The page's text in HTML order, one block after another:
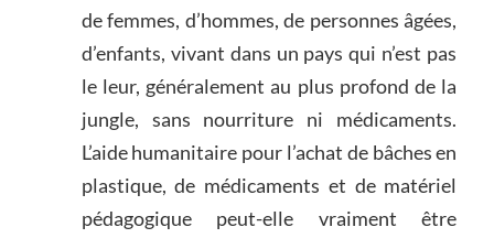
de femmes, d’hommes, de personnes âgées,
d’enfants, vivant dans un pays qui n’est pas
le leur, généralement au plus profond de la
jungle, sans nourriture ni médicaments.
L’aide humanitaire pour l’achat de bâches en
plastique, de médicaments et de matériel
pédagogique peut-elle vraiment être